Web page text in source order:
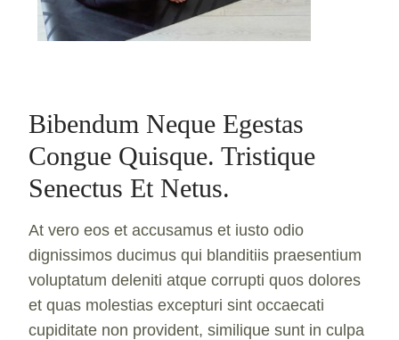
Bibendum Neque Egestas
Congue Quisque. Tristique
Senectus Et Netus.
At vero eos et accusamus et iusto odio
dignissimos ducimus qui blanditiis praesentium
voluptatum deleniti atque corrupti quos dolores
et quas molestias excepturi sint occaecati
cupiditate non provident, similique sunt in culpa